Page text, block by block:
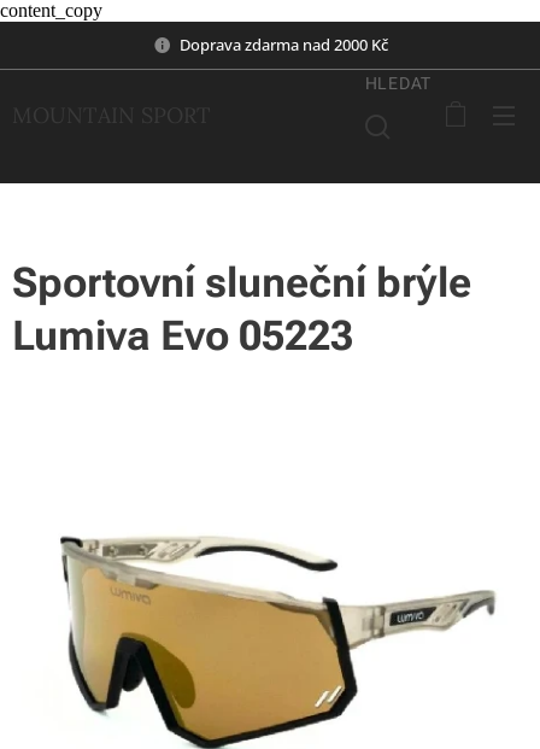
content_copy
Doprava zdarma nad 2000 Kč
MOUNTAIN SPORT
HLEDAT
Sportovní sluneční brýle
Lumiva Evo 05223